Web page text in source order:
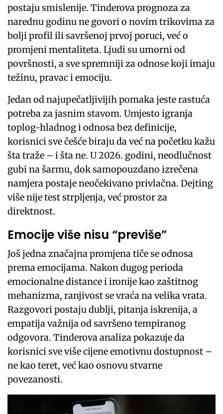
postaju smislenije. Tinderova prognoza za
narednu godinu ne govori o novim trikovima za
bolji profil ili savršenoj prvoj poruci, već o
promjeni mentaliteta. Ljudi su umorni od
površnosti, a sve spremniji za odnose koji imaju
težinu, pravac i emociju.
Jedan od najupečatljivijih pomaka jeste rastuća
potreba za jasnim stavom. Umjesto igranja
toplog-hladnog i odnosa bez definicije,
korisnici sve češće biraju da već na početku kažu
šta traže – i šta ne. U 2026. godini, neodlučnost
gubi na šarmu, dok samopouzdano izrečena
namjera postaje neočekivano privlačna. Dejting
više nije test strpljenja, već prostor za
direktnost.
Emocije više nisu “previše”
Još jedna značajna promjena tiče se odnosa
prema emocijama. Nakon dugog perioda
emocionalne distance i ironije kao zaštitnog
mehanizma, ranjivost se vraća na velika vrata.
Razgovori postaju dublji, pitanja iskrenija, a
empatija važnija od savršeno tempiranog
odgovora. Tinderova analiza pokazuje da
korisnici sve više cijene emotivnu dostupnost –
ne kao teret, već kao osnovu stvarne
povezanosti.